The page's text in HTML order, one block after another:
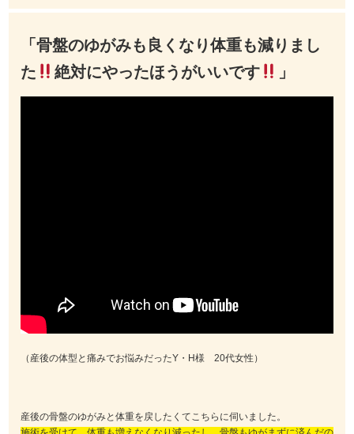
「骨盤のゆがみも良くなり体重も減りまし
た
絶対にやったほうがいいです 」
（産後の体型と痛みでお悩みだったY・H様 20代女性）
産後の骨盤のゆがみと体重を戻したくてこちらに伺いました。